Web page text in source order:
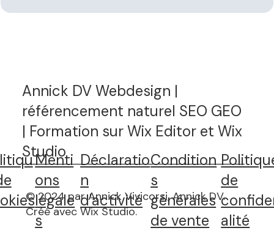
Annick DV Webdesign |
référencement naturel SEO GEO
| Formation sur Wix Editor et Wix
Studio
Menti
ons
légale
s
Déclaratio
n
d'activité
de
alité
Condition
s
générales
de vente
© 2024 par Annick Vivicorsi, Annick DV.
Créé avec Wix Studio.